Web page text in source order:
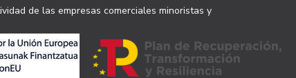
de las empresas comerciales minoristas y